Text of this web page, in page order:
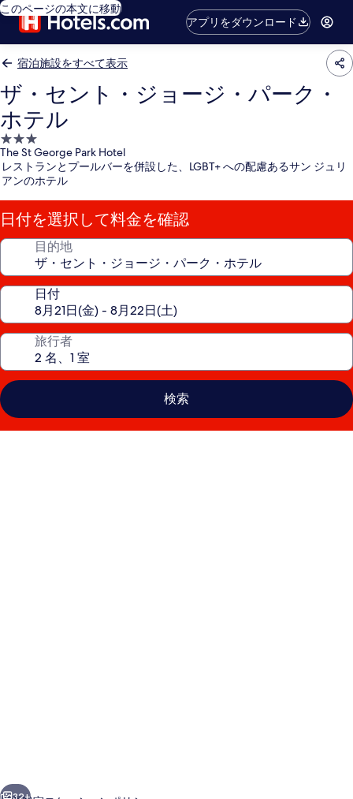
このページの本文に移動
アプリをダウンロード
宿泊施設をすべて表示
ザ・セント・ジョージ・パーク・
ホテル
3.0
つ
星
泊
施
設
The St George Park Hotel
レストランとプールバーを併設した、LGBT+ への配慮あるサン ジュリ
アンのホテル
日付を選択して料金を確認
目的地
日付
旅行者
検索
32+